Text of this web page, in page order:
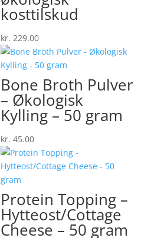
kosttilskud
kr. 229.00
Bone Broth Pulver
– Økologisk
Kylling – 50 gram
kr. 45.00
Protein Topping –
Hytteost/Cottage
Cheese – 50 gram